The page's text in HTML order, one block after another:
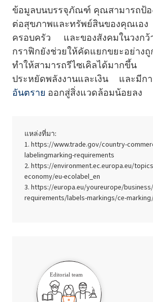
ข้อมูลบนบรรจุภัณฑ์ คุณสามารถป้อ
ต่อสุขภาพและทรัพย์สินของคุณเ
ครอบครัว และของสังคมในวง
กราฟิกยังช่วยให้คัดแยกขยะอย่าง
ทำให้สามารถรีไซเคิลได้มาก
ประหยัดพลังงานและเงิน และมีก
อันตราย ออกสู่สิ่งแวดล้อมน้อยลง
แหล่งที่มา:
https://www.trade.gov/country-
labelingmarking-requirements
https://environment.ec.europa.eu/
economy/eu-ecolabel_en
https://europa.eu/youreurope/
requirements/labels-markings/ce-